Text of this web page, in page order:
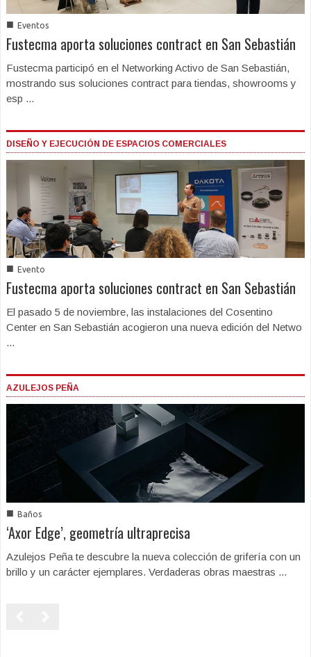
■ Eventos
Fustecma aporta soluciones contract en San Sebastián
Fustecma participó en el Networking Activo de San Sebastián,
mostrando sus soluciones contract para tiendas, showrooms y
esp ...
DISEÑO Y EJECUCIÓN DE ESPACIOS COMERCIALES
■ Evento
Fustecma aporta soluciones contract en San Sebastián
El pasado 5 de noviembre, las instalaciones del Cosentino
Center en San Sebastián acogieron una nueva edición del Netwo
...
AZULEJOS PEÑA
■ Baños
‘Axor Edge’, geometría ultraprecisa
Azulejos Peña te descubre la nueva colección de grifería con un
brillo y un carácter ejemplares. Verdaderas obras maestras ...